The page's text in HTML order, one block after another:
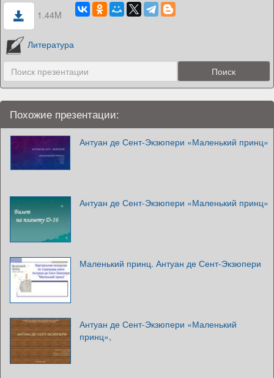
1.44M
Литература
Похожие презентации:
Антуан де Сент-Экзюпери «Маленький принц»
Антуан де Сент-Экзюпери «Маленький принц»
Маленький принц. Антуан де Сент-Экзюпери
Антуан де Сент-Экзюпери «Маленький
принц»,